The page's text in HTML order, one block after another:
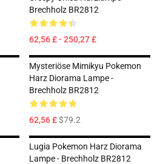
Brechholz BR2812
62,56 £ - 250,27 £
Mysteriöse Mimikyu Pokemon
Harz Diorama Lampe -
Brechholz BR2812
62,56 £$79.2
Lugia Pokemon Harz Diorama
Lampe - Brechholz BR2812